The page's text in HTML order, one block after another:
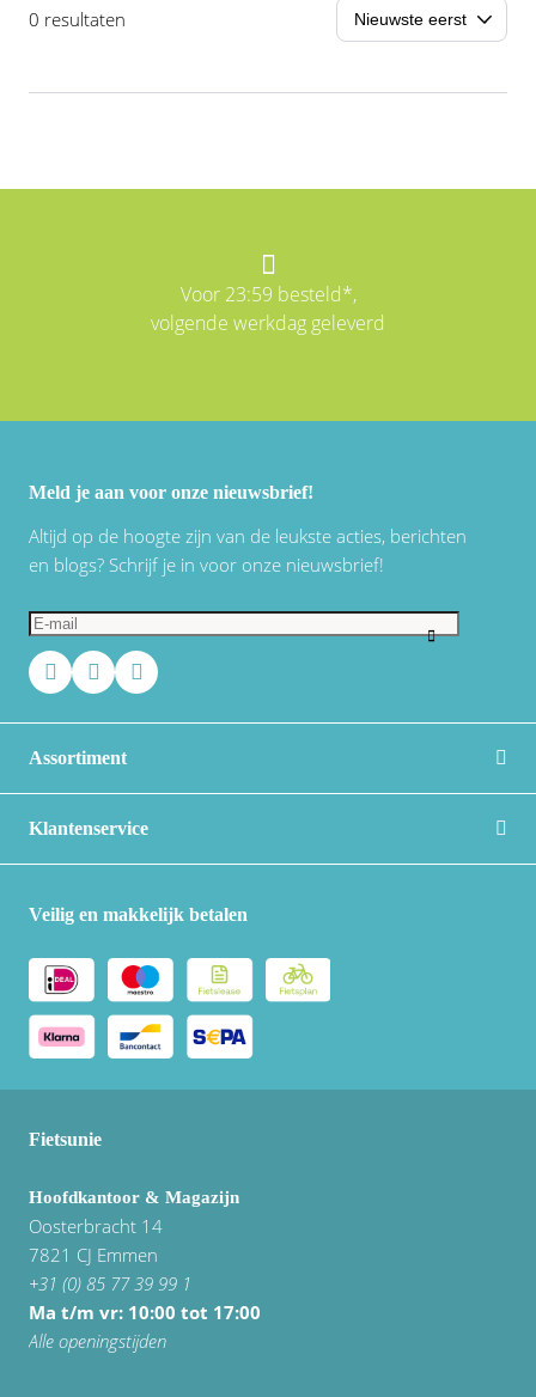
0 resultaten
Voor 23:59 besteld*,
volgende werkdag geleverd
Meld je aan voor onze nieuwsbrief!
Altijd op de hoogte zijn van de leukste acties, berichten
en blogs? Schrijf je in voor onze nieuwsbrief!
Assortiment
Klantenservice
Veilig en makkelijk betalen
Fietsunie
Hoofdkantoor & Magazijn
Oosterbracht 14
7821 CJ Emmen
+31 (0) 85 77 39 99 1
Ma t/m vr: 10:00 tot 17:00
Alle openingstijden